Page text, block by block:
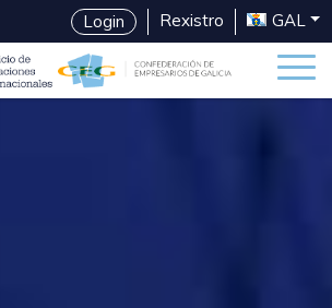
Login Rexistro GAL